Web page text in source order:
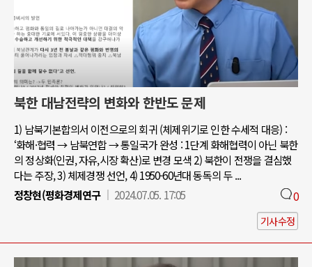
북한 대남전략의 변화와 한반도 문제
1) 남북기본합의서 이전으로의 회귀 (체제위기로 인한 수세적 대응) :
‘화해·협력 → 남북연합 → 통일국가 완성 : 1단계 화해협력이 아닌 북한
의 정상화(인권, 자유,시장 확산)로 변경 모색 2) 북한이 전쟁을 결심했
다는 주장, 3) 체제경쟁 선언, 4) 1950-60년대 동독의 두 ...
정창현(평화경제연구
2024.07.05. 17:05 0
기사수정